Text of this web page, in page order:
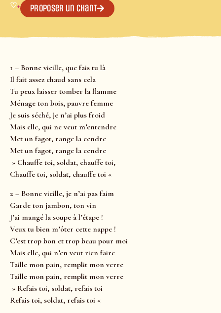
♡+ Proposer un chant
1 – Bonne vieille, que fais tu là
Il fait assez chaud sans cela
Tu peux laisser tomber la flamme
Ménage ton bois, pauvre femme
Je suis séché, je n’ai plus froid
Mais elle, qui ne veut m’entendre
Met un fagot, range la cendre
Met un fagot, range la cendre
» Chauffe toi, soldat, chauffe toi,
Chauffe toi, soldat, chauffe toi «
2 – Bonne vieille, je n’ai pas faim
Garde ton jambon, ton vin
J’ai mangé la soupe à l’étape !
Veux tu bien m’ôter cette nappe !
C’est trop bon et trop beau pour moi
Mais elle, qui n’en veut rien faire
Taille mon pain, remplit mon verre
Taille mon pain, remplit mon verre
» Refais toi, soldat, refais toi
Refais toi, soldat, refais toi «